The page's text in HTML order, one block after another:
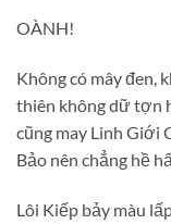
OÀNH!
Không có mây đen,
thiên không dữ tợn
cũng may Linh Giới
Bảo nên chẳng hề
Lôi Kiếp bảy màu